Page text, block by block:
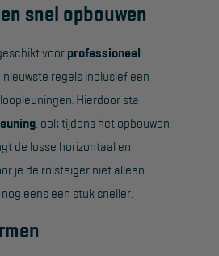
snel opbouwen
voor professioneel
regels inclusief een
Hierdoor sta
, ook tijdens het opbouwen.
de losse horizontaal en
je de rolsteiger niet alleen
eens een stuk sneller.